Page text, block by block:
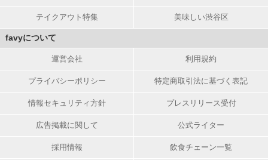
テイクアウト特集 美味しい渋谷区
favyについて
運営会社 利用規約
プライバシーポリシー 特定商取引法に基づく表記
情報セキュリティ方針 プレスリリース受付
広告掲載に関して 公式ライター
採用情報 飲食チェーン一覧